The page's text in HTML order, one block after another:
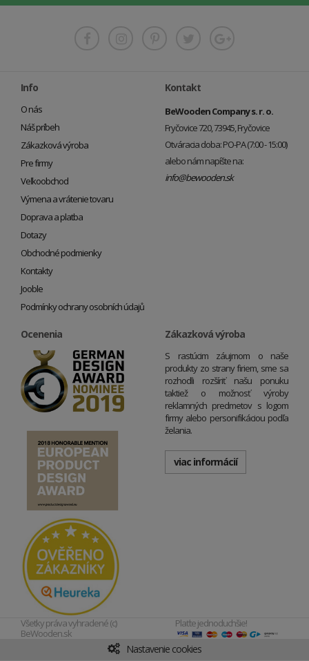
Info
O nás
Náš príbeh
Zákazková výroba
Pre firmy
Veľkoobchod
Výmena a vrátenie tovaru
Doprava a platba
Dotazy
Obchodné podmienky
Kontakty
Jooble
Podmínky ochrany osobních údajů
Kontakt
BeWooden Company s. r. o.
Fryčovice 720, 73945, Fryčovice
Otváracia doba: PO-PA (7:00 - 15:00)
alebo nám napíšte na:
info@bewooden.sk
Ocenenia Zákazková výroba
S rastúcim záujmom o naše
produkty zo strany firiem, sme sa
rozhodli rozšíriť našu ponuku
taktiež o možnosť výroby
reklamných predmetov s logom
firmy alebo personifikáciou podľa
želania.
viac informácií
Všetky práva vyhradené (c)
BeWooden.sk
Plaťte jednoduchšie!
Nastavenie cookies